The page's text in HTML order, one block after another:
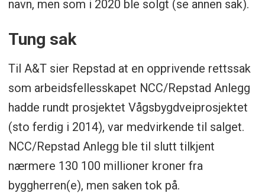
navn, men som i 2020 ble solgt (se annen sak).
Tung sak
Til A&T sier Repstad at en opprivende rettssak
som arbeidsfellesskapet NCC/Repstad Anlegg
hadde rundt prosjektet Vågsbygdveiprosjektet
(sto ferdig i 2014), var medvirkende til salget.
NCC/Repstad Anlegg ble til slutt tilkjent
nærmere 130 100 millioner kroner fra
byggherren(e), men saken tok på.